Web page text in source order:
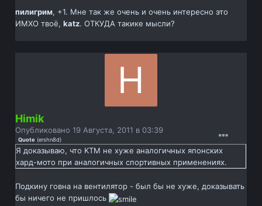
пилигрим, +1. Мне так же очень и очень интересно это
ИМХО твоё,katz. ОТКУДА такике мысли?
Himik
Опубликовано19 Августа, 2011 в 03:39
Quote (ershn8d)
Я доказываю, что KTM не хуже аналогичных японских
хард-мото при аналогичных спортивных применениях.
Подкину говна на вентилятор - был бы не хуже, доказывать
бы ничего не пришлось